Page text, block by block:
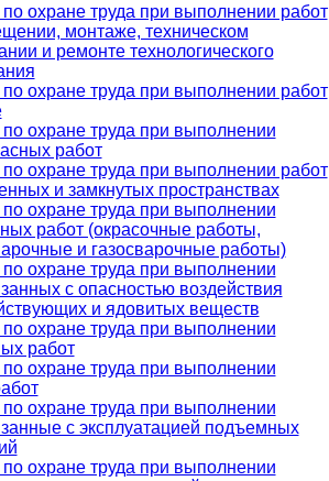
охране труда при выполнении работ
монтаже, техническом
и ремонте технологического
охране труда при выполнении работ
охране труда при выполнении
работ
охране труда при выполнении работ
и замкнутых пространствах
охране труда при выполнении
работ (окрасочные работы,
и газосварочные работы)
охране труда при выполнении
с опасностью воздействия
и ядовитых веществ
охране труда при выполнении
работ
охране труда при выполнении
охране труда при выполнении
с эксплуатацией подъемных
охране труда при выполнении